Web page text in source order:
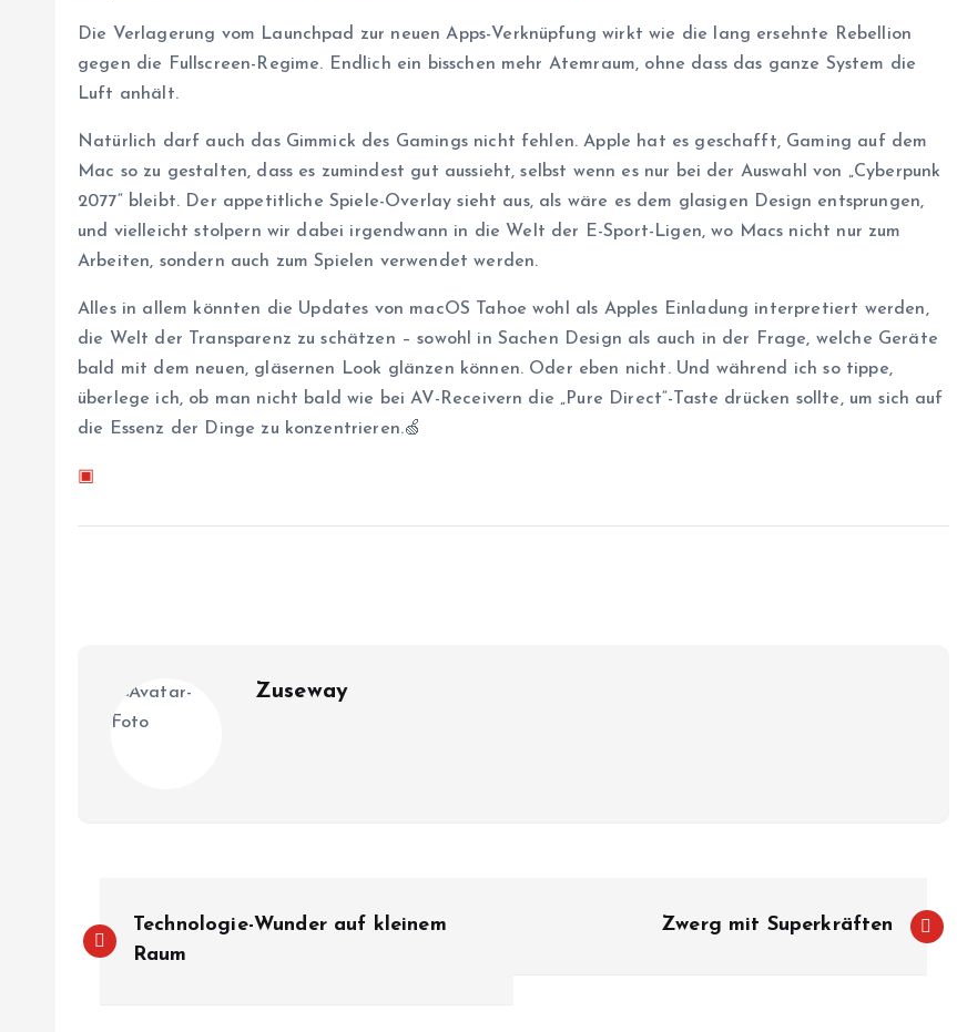
Die Verlagerung vom Launchpad zur neuen Apps-Verknüpfung wirkt wie die lang ersehnte Rebellion
gegen die Fullscreen-Regime. Endlich ein bisschen mehr Atemraum, ohne dass das ganze System die
Luft anhält.
Natürlich darf auch das Gimmick des Gamings nicht fehlen. Apple hat es geschafft, Gaming auf dem
Mac so zu gestalten, dass es zumindest gut aussieht, selbst wenn es nur bei der Auswahl von „Cyberpunk
2077“ bleibt. Der appetitliche Spiele-Overlay sieht aus, als wäre es dem glasigen Design entsprungen,
und vielleicht stolpern wir dabei irgendwann in die Welt der E-Sport-Ligen, wo Macs nicht nur zum
Arbeiten, sondern auch zum Spielen verwendet werden.
Alles in allem könnten die Updates von macOS Tahoe wohl als Apples Einladung interpretiert werden,
die Welt der Transparenz zu schätzen – sowohl in Sachen Design als auch in der Frage, welche Geräte
bald mit dem neuen, gläsernen Look glänzen können. Oder eben nicht. Und während ich so tippe,
überlege ich, ob man nicht bald wie bei AV-Receivern die „Pure Direct“-Taste drücken sollte, um sich auf
die Essenz der Dinge zu konzentrieren.🍏
▣
Zuseway
e
Technologie-Wunder auf kleinem
Raum
Zwerg mit Superkräften